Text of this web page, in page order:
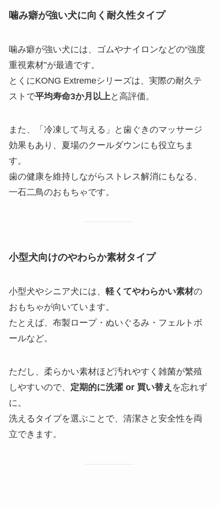
噛み癖が強い犬に向く耐久性タイプ
噛み癖が強い犬には、ゴムやナイロンなどの“強度
重視素材”が最適です。
とくにKONG Extremeシリーズは、実際の耐久テ
ストで平均寿命3か月以上 と高評価。
また、「冷凍して与える」と歯ぐきのマッサージ
効果もあり、夏場のクールダウンにも役立ちま
す。
歯の健康を維持しながらストレス解消にもなる、
一石二鳥のおもちゃです。
小型犬向けのやわらか素材タイプ
小型犬やシニア犬には、 軽くてやわらかい素材の
おもちゃが向いています。
たとえば、布製ロープ・ぬいぐるみ・フェルトボ
ールなど。
ただし、柔らかい素材ほど汚れやすく雑菌が繁殖
しやすいので、 定期的に洗濯 or 買い替え を忘れず
に。
洗えるタイプを選ぶことで、清潔さと安全性を両
立できます。